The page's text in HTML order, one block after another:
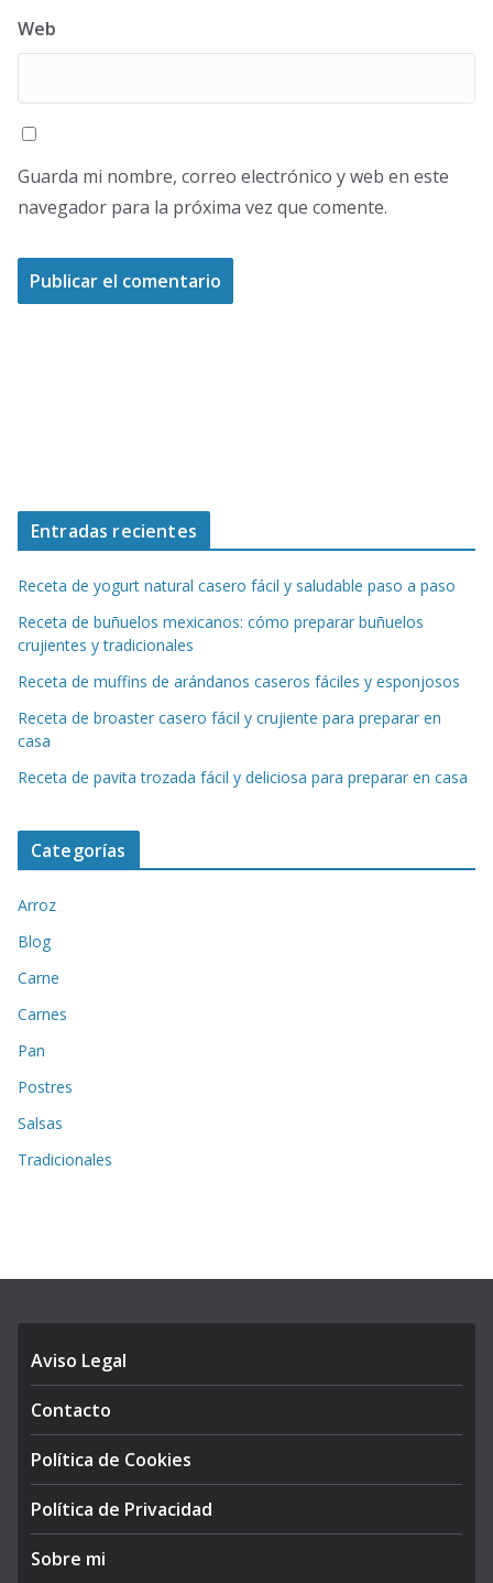
Web
Guarda mi nombre, correo electrónico y web en este
navegador para la próxima vez que comente.
Entradas recientes
Receta de yogurt natural casero fácil y saludable paso a paso
Receta de buñuelos mexicanos: cómo preparar buñuelos
crujientes y tradicionales
Receta de muffins de arándanos caseros fáciles y esponjosos
Receta de broaster casero fácil y crujiente para preparar en
casa
Receta de pavita trozada fácil y deliciosa para preparar en casa
Categorías
Arroz
Blog
Carne
Carnes
Pan
Postres
Salsas
Tradicionales
Aviso Legal
Contacto
Política de Cookies
Política de Privacidad
Sobre mi